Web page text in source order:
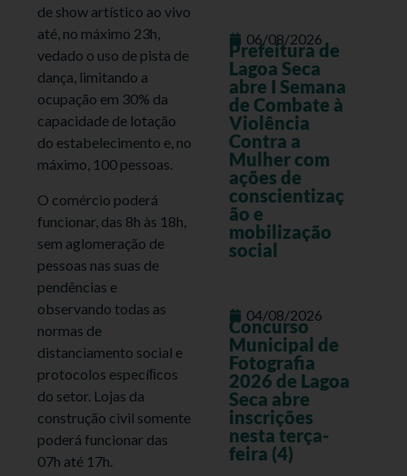
de show artístico ao vivo
até, no máximo 23h,
vedado o uso de pista de
dança, limitando a
ocupação em 30% da
capacidade de lotação
do estabelecimento e, no
máximo, 100 pessoas.
O comércio poderá
funcionar, das 8h às 18h,
sem aglomeração de
pessoas nas suas de
pendências e
observando todas as
normas de
distanciamento social e
protocolos especíﬁcos
do setor. Lojas da
construção civil somente
poderá funcionar das
07h até 17h.
06/08/2026
Prefeitura de
Lagoa Seca
abre I Semana
de Combate à
Violência
Contra a
Mulher com
ações de
conscientizaç
ão e
mobilização
social
04/08/2026
Concurso
Municipal de
Fotografia
2026 de Lagoa
Seca abre
inscrições
nesta terça-
feira (4)